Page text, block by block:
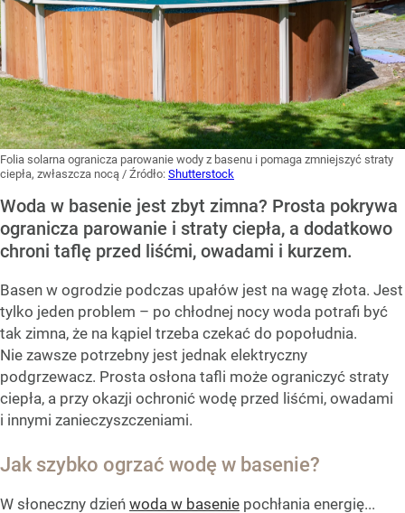
Folia solarna ogranicza parowanie wody z basenu i pomaga zmniejszyć straty
ciepła, zwłaszcza nocą / Źródło: Shutterstock
Woda w basenie jest zbyt zimna? Prosta pokrywa
ogranicza parowanie i straty ciepła, a dodatkowo
chroni taflę przed liśćmi, owadami i kurzem.
Basen w ogrodzie podczas upałów jest na wagę złota. Jest
tylko jeden problem – po chłodnej nocy woda potrafi być
tak zimna, że na kąpiel trzeba czekać do popołudnia.
Nie zawsze potrzebny jest jednak elektryczny
podgrzewacz. Prosta osłona tafli może ograniczyć straty
ciepła, a przy okazji ochronić wodę przed liśćmi, owadami
i innymi zanieczyszczeniami.
Jak szybko ogrzać wodę w basenie?
W słoneczny dzień woda w basenie pochłania energię...